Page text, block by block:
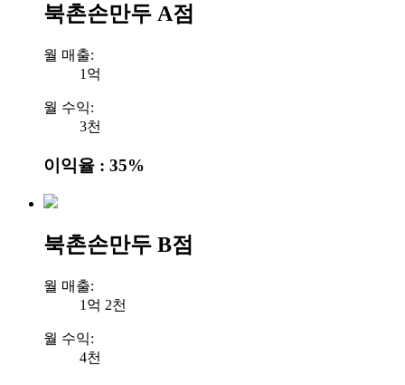
북촌손만두 A점
월 매출:
1억
월 수익:
3천
이익율 : 35%
북촌손만두 B점
월 매출:
1억 2천
월 수익:
4천